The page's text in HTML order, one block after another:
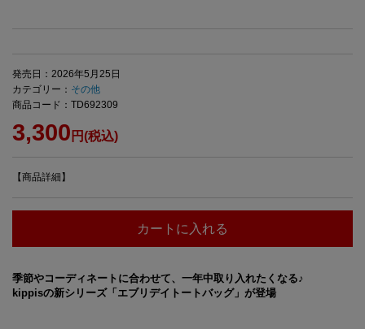
発売日：2026年5月25日
カテゴリー： その他
商品コード：TD692309
3,300 円(税込)
【商品詳細】
カートに入れる
季節やコーディネートに合わせて、一年中取り入れたくなる♪
kippisの新シリーズ「エブリデイトートバッグ」が登場